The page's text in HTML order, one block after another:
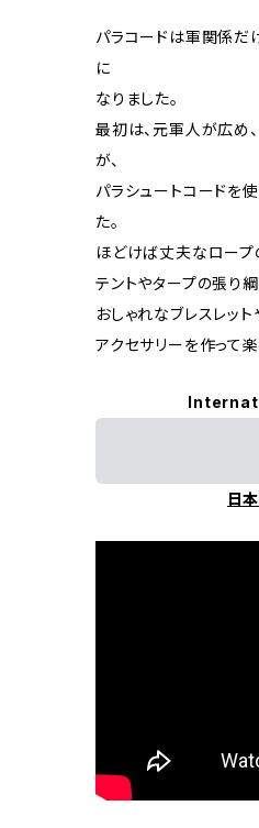
パラコードは軍関係だ
に
なりました。
最初は、元軍人が広め
が、
パラシュートコードを
た。
ほどけば丈夫なロープ
テントやタープの張り
おしゃれなブレスレッ
アクセサリーを作って楽
日